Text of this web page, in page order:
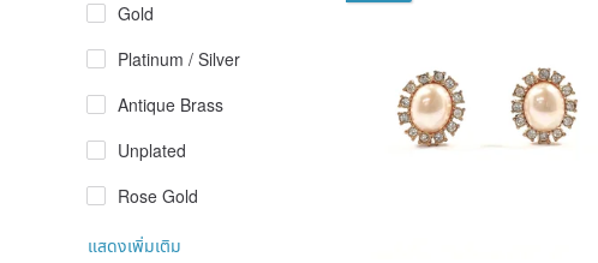
Gold
Platinum / Silver
Antique Brass
Unplated
Rose Gold
แสดงเพิ่มเติม